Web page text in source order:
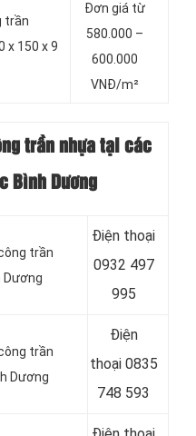
trần
x 150 x 9
Đơn giá từ
580.000 –
600.000
VNĐ/m²
trần nhựa tại các
Bình Dương
trần
Dương
Điện thoại
0932 497
995
trần
Dương
Điện
thoại0835
748 593